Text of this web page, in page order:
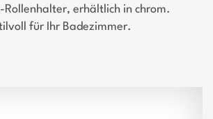
Rollenhalter, erhältlich in chrom.
für Ihr Badezimmer.